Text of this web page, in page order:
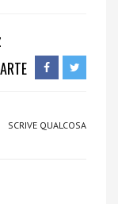
SCRIVE QUALCOSA